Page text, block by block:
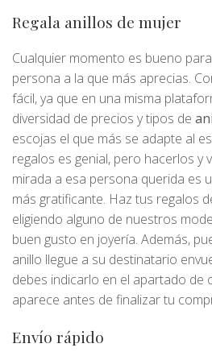
Regala anillos de mujer
Cualquier momento es bueno
persona a la que más aprecias.
fácil, ya que en una misma
diversidad de precios y tipos de
escojas el que más se adapte al
regalos es genial, pero hacerlos y
mirada a esa persona querida es
más gratificante. Haz tus regalos
eligiendo alguno de nuestros
buen gusto en joyería. Además,
anillo llegue a su destinatario
debes indicarlo en el apartado de
aparece antes de finalizar tu
Envío rápido